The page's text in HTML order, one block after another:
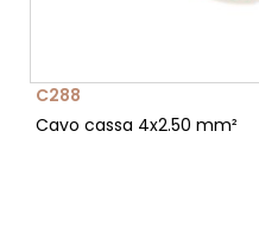
C288
Cavo cassa 4x2.50 mm²